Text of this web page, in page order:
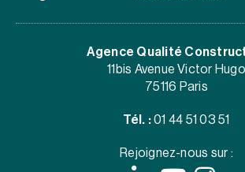
Agence Qualité
11bis Avenue Victor Hugo
75116 Paris
Tél. : 01 44 51 03 51
Rejoignez-nous sur :